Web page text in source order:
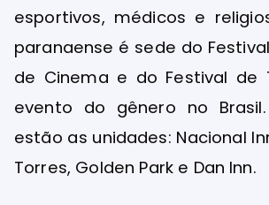
esportivos, médicos e
paranaense é sede do
de Cinema e do Festival de
evento do gênero no
estão as unidades: Nacional
Torres, Golden Park e Dan Inn.